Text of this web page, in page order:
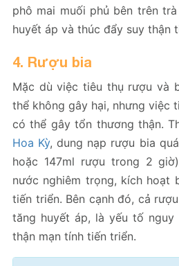
phô mai muối phủ bên trên
huyết áp và thúc đẩy suy thận
4. Rượu bia
Mặc dù việc tiêu thụ rượu và
thể không gây hại, nhưng việc
có thể gây tổn thương thận.
Hoa Kỳ, dung nạp rượu bia
hoặc 147ml rượu trong 2
nước nghiêm trọng, kích hoạt
tiến triển. Bên cạnh đó, cả
tăng huyết áp, là yếu tố
thận mạn tính tiến triển.